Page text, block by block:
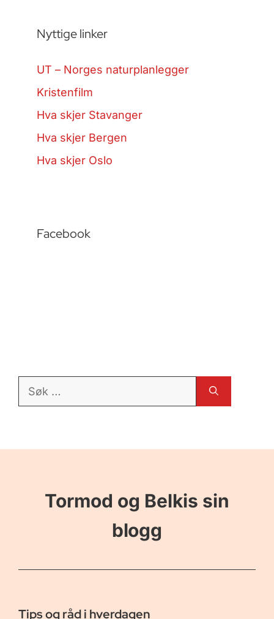
Nyttige linker
UT – Norges naturplanlegger
Kristenfilm
Hva skjer Stavanger
Hva skjer Bergen
Hva skjer Oslo
Facebook
Søk
Tormod og Belkis sin
blogg
Tips og råd i hverdagen